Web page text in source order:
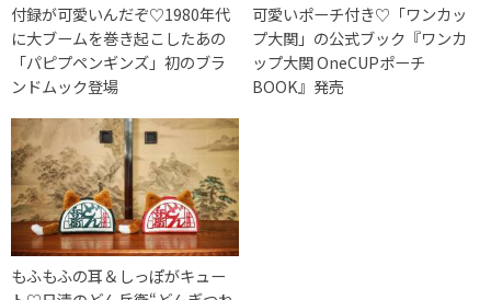
付録が可愛いんだぞ♡1980年代
に大ブームを巻き起こしたあの
「パピプペンギンズ」初のブラ
ンドムック登場
可愛いポーチ付き♡「ワンカッ
プ大関」の公式ブック『ワンカ
ップ大関 OneCUPポーチ
BOOK』発売
もふもふの耳＆しっぽがキュー